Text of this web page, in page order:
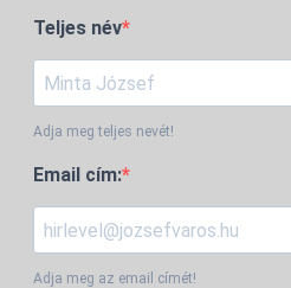
Teljes név
Adja meg teljes nevét!
Email cím:
Adja meg az email címét!